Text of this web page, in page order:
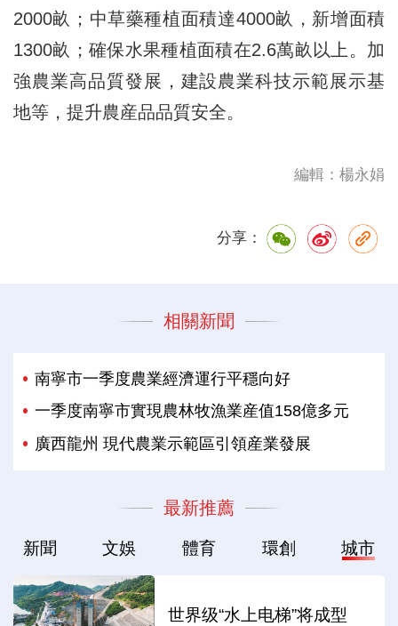
2000畝；中草藥種植面積達4000畝，新增面積
1300畝；確保水果種植面積在2.6萬畝以上。加
強農業高品質發展，建設農業科技示範展示基
地等，提升農産品品質安全。
編輯：楊永娟
分享：
相關新聞
南寧市一季度農業經濟運行平穩向好
一季度南寧市實現農林牧漁業産值158億多元
廣西龍州 現代農業示範區引領産業發展
最新推薦
新聞 文娛 體育 環創 城市
世界级“水上电梯”将成型